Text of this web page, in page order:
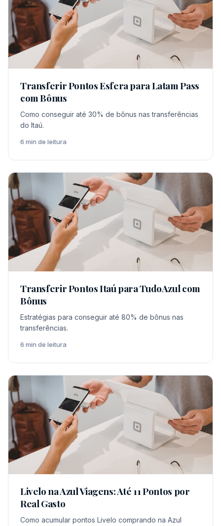
Transferir Pontos Esfera para Latam Pass
com Bônus
Como conseguir até 30% de bônus nas transferências
do Itaú.
6 min de leitura
Transferir Pontos Itaú para TudoAzul com
Bônus
Estratégias para conseguir até 80% de bônus nas
transferências.
6 min de leitura
Livelo na Azul Viagens: Até 11 Pontos por
Real Gasto
Como acumular pontos Livelo comprando na Azul